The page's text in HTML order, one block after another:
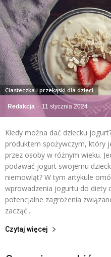
Redakcja - 11 stycznia 2024
Ciasteczka i przekąski dla dzieci
Kiedy można dać dziecku
produktem spożywczym, który
przez osoby w różnym wieku.
podawać jogurt swojemu
niemowląt? W tym artykule
wprowadzenia jogurtu do diety
potencjalne zagrożenia
zacząć...
Czytaj więcej